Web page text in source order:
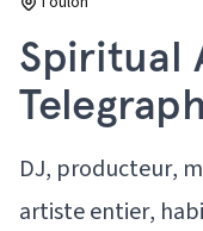
Spiritual
DJ, producteur,
artiste entier,